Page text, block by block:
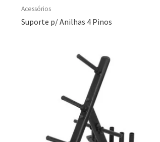
Acessórios
Suporte p/ Anilhas 4 Pinos